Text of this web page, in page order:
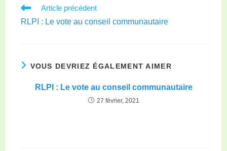
Article précédent
RLPI : Le vote au conseil communautaire
VOUS DEVRIEZ ÉGALEMENT AIMER
RLPI : Le vote au conseil communautaire
27 février, 2021